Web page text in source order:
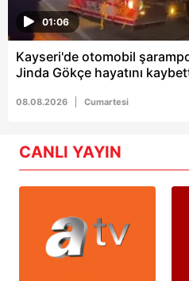
01:06
Kayseri'de otomobil
Jinda Gökçe hayatını
08.08.2026 Cumartesi
CANLI YAYIN